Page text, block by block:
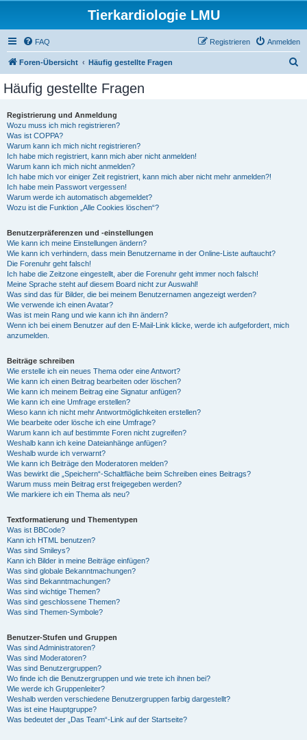
Tierkardiologie LMU
FAQ Anmelden
Registrieren
Foren-Übersicht Häufig gestellte Fragen
Häufig gestellte Fragen
Registrierung und Anmeldung
Wozu muss ich mich registrieren?
Was ist COPPA?
Warum kann ich mich nicht registrieren?
Ich habe mich registriert, kann mich aber nicht anmelden!
Warum kann ich mich nicht anmelden?
Ich habe mich vor einiger Zeit registriert, kann mich aber nicht mehr anmelden?!
Ich habe mein Passwort vergessen!
Warum werde ich automatisch abgemeldet?
Wozu ist die Funktion „Alle Cookies löschen“?
Benutzerpräferenzen und -einstellungen
Wie kann ich meine Einstellungen ändern?
Wie kann ich verhindern, dass mein Benutzername in der Online-Liste auftaucht?
Die Forenuhr geht falsch!
Ich habe die Zeitzone eingestellt, aber die Forenuhr geht immer noch falsch!
Meine Sprache steht auf diesem Board nicht zur Auswahl!
Was sind das für Bilder, die bei meinem Benutzernamen angezeigt werden?
Wie verwende ich einen Avatar?
Was ist mein Rang und wie kann ich ihn ändern?
Wenn ich bei einem Benutzer auf den E-Mail-Link klicke, werde ich aufgefordert, mich
anzumelden.
Beiträge schreiben
Wie erstelle ich ein neues Thema oder eine Antwort?
Wie kann ich einen Beitrag bearbeiten oder löschen?
Wie kann ich meinem Beitrag eine Signatur anfügen?
Wie kann ich eine Umfrage erstellen?
Wieso kann ich nicht mehr Antwortmöglichkeiten erstellen?
Wie bearbeite oder lösche ich eine Umfrage?
Warum kann ich auf bestimmte Foren nicht zugreifen?
Weshalb kann ich keine Dateianhänge anfügen?
Weshalb wurde ich verwarnt?
Wie kann ich Beiträge den Moderatoren melden?
Was bewirkt die „Speichern“-Schaltfläche beim Schreiben eines Beitrags?
Warum muss mein Beitrag erst freigegeben werden?
Wie markiere ich ein Thema als neu?
Textformatierung und Thementypen
Was ist BBCode?
Kann ich HTML benutzen?
Was sind Smileys?
Kann ich Bilder in meine Beiträge einfügen?
Was sind globale Bekanntmachungen?
Was sind Bekanntmachungen?
Was sind wichtige Themen?
Was sind geschlossene Themen?
Was sind Themen-Symbole?
Benutzer-Stufen und Gruppen
Was sind Administratoren?
Was sind Moderatoren?
Was sind Benutzergruppen?
Wo finde ich die Benutzergruppen und wie trete ich ihnen bei?
Wie werde ich Gruppenleiter?
Weshalb werden verschiedene Benutzergruppen farbig dargestellt?
Was ist eine Hauptgruppe?
Was bedeutet der „Das Team“-Link auf der Startseite?